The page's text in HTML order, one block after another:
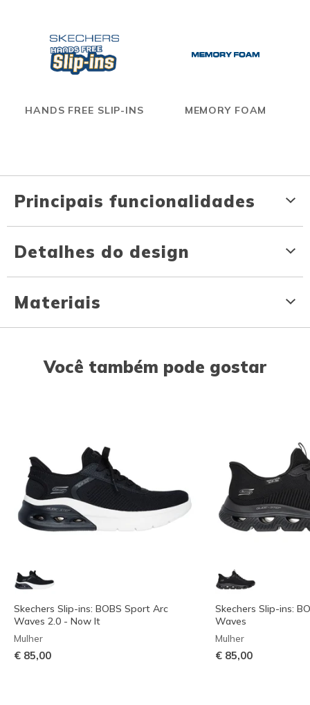
HANDS FREE SLIP-INS MEMORY FOAM
Principais funcionalidades
Detalhes do design
Materiais
Você também pode gostar
Skechers Slip-ins: BOBS Sport Arc
Waves 2.0 - Now It
Mulher
€ 85,00
Skechers Slip-ins:
Waves
Mulher
€ 85,00